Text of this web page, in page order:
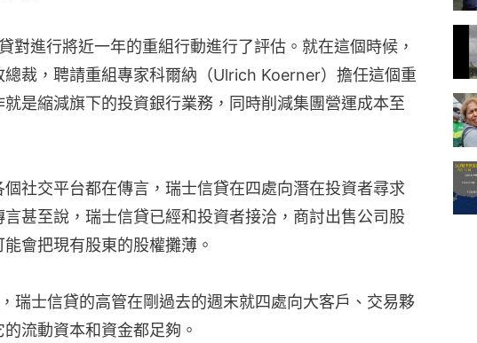
對進行將近一年的重組行動進行了評估。就在這個時候，
總裁，聘請重組專家科爾納（Ulrich Koerner）擔任這個重
是縮減旗下的投資銀行業務，同時削減集團營運成本至
個社交平台都在傳言，瑞士信貸在四處向潛在投資者尋求
甚至說，瑞士信貸已經和投資者接洽，商討出售公司股
會把現有股東的股權攤薄。
瑞士信貸的高管在剛過去的週末就四處向大客戶、交易夥
流動資本和資金都足夠。